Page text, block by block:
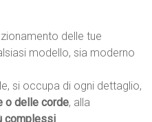
delle tue
modello, sia moderno
si occupa di ogni dettaglio,
o delle corde, alla
complessi.